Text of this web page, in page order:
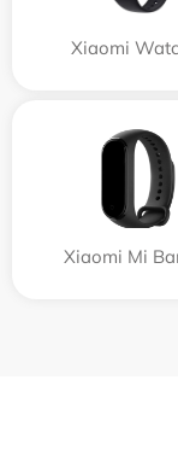
Xiaomi
Xiaomi Mi